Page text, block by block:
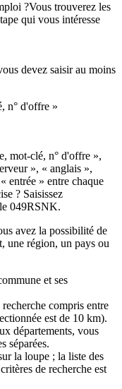
?Vous trouverez les
qui vous intéresse
devez saisir au moins
n° d'offre »
mot-clé, n° d'offre »,
», « anglais »,
entrée » entre chaque
? Saisissez
049RSNK.
avez la possibilité de
une région, un pays ou
et ses
compris entre
est de 10 km).
départements, vous
séparées.
la loupe ; la liste des
de recherche est